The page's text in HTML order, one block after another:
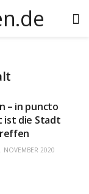
– in puncto
ist die Stadt
NOVEMBER 2020